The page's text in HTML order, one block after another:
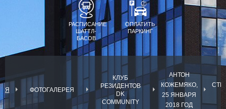
РАСПИСАНИЕ
ШАТТЛ-
БАСОВ
ОПЛАТИТЬ
ПАРКИНГ
ФОТОГАЛЕРЕЯ
КЛУБ
РЕЗИДЕНТОВ
DK
COMMUNITY
АНТОН
КОЖЕМЯКО,
25 ЯНВАРЯ
2018 ГОД